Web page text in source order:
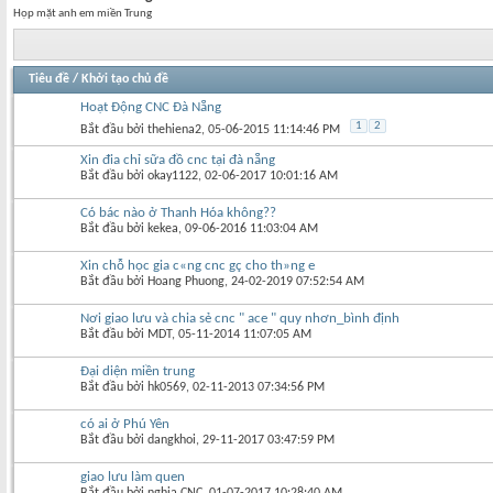
Họp mặt anh em miền Trung
Tiêu đề / Khởi tạo chủ đề
Hoạt Động CNC Đà Nẵng
Bắt đầu bởi thehiena2‎, 05-06-2015 11:14:46 PM 1 2
Xin đia chỉ sữa đồ cnc tại đà nẵng
Bắt đầu bởi okay1122‎, 02-06-2017 10:01:16 AM
Có bác nào ở Thanh Hóa không??
Bắt đầu bởi kekea‎, 09-06-2016 11:03:04 AM
Xin chỗ học gia c«ng cnc gç cho th»ng e
Bắt đầu bởi Hoang Phuong‎, 24-02-2019 07:52:54 AM
Nơi giao lưu và chia sẻ cnc " ace " quy nhơn_bình định
Bắt đầu bởi MDT‎, 05-11-2014 11:07:05 AM
Đại diện miền trung
Bắt đầu bởi hk0569‎, 02-11-2013 07:34:56 PM
có ai ở Phú Yên
Bắt đầu bởi dangkhoi‎, 29-11-2017 03:47:59 PM
giao lưu làm quen